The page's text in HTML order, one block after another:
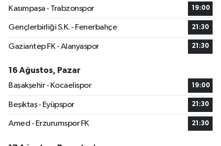
Kasımpaşa - Trabzonspor 19:00
Gençlerbirliği S.K. - Fenerbahçe 21:30
Gaziantep FK - Alanyaspor 21:30
16 Ağustos, Pazar
Başakşehir - Kocaelispor
19:00
Beşiktaş - Eyüpspor 21:30
Amed - Erzurumspor FK 21:30